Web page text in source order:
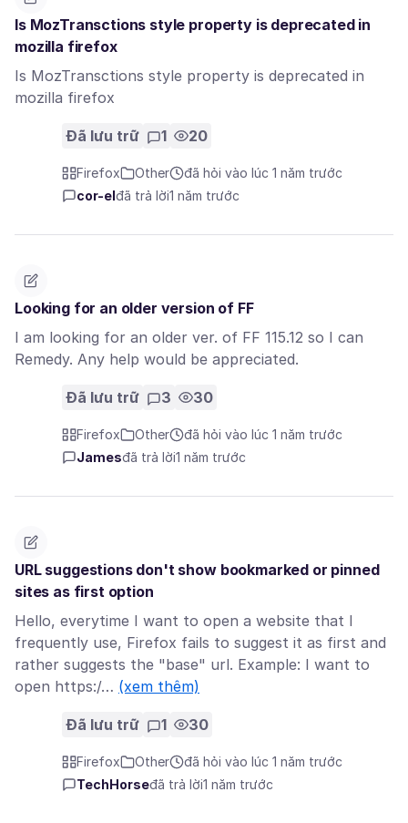
Is MozTransctions style property is deprecated in
mozilla firefox
Is MozTransctions style property is deprecated in
mozilla firefox
Đã lưu trữ 1 20
Firefox Other
đã hỏi vào lúc 1 năm trước
cor-el đã trả lời1 năm trước
Looking for an older version of FF
I am looking for an older ver. of FF 115.12 so I can
Remedy. Any help would be appreciated.
Đã lưu trữ 3 30
Firefox Other
đã hỏi vào lúc 1 năm trước
Jamesđã trả lời1 năm trước
URL suggestions don't show bookmarked or pinned
sites as first option
Hello, everytime I want to open a website that I
frequently use, Firefox fails to suggest it as first and
rather suggests the "base" url. Example: I want to
open https:/… (xem thêm)
Đã lưu trữ 1 30
Firefox Other
đã hỏi vào lúc 1 năm trước
TechHorseđã trả lời1 năm trước